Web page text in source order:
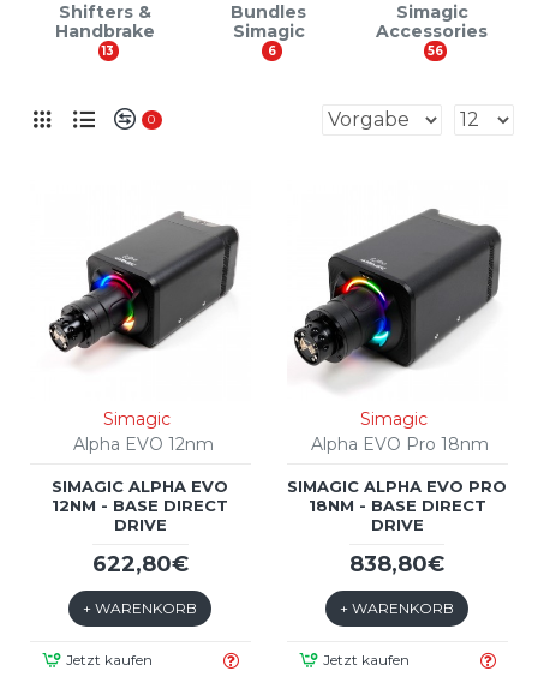
Shifters &
Handbrake
13
Bundles
Simagic
6
Simagic
Accessories
56
0
Simagic
Alpha EVO 12nm
SIMAGIC ALPHA EVO
12NM - BASE DIRECT
DRIVE
622,80€
+ WARENKORB
Jetzt kaufen
Simagic
Alpha EVO Pro 18nm
SIMAGIC ALPHA EVO PRO
18NM - BASE DIRECT
DRIVE
838,80€
+ WARENKORB
Jetzt kaufen